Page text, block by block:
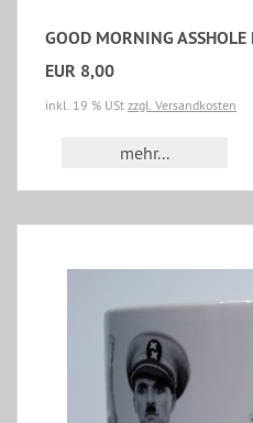
GOOD MORNING ASSHOLE
EUR 8,00
inkl. 19 % USt zzgl. Versandkosten
mehr...